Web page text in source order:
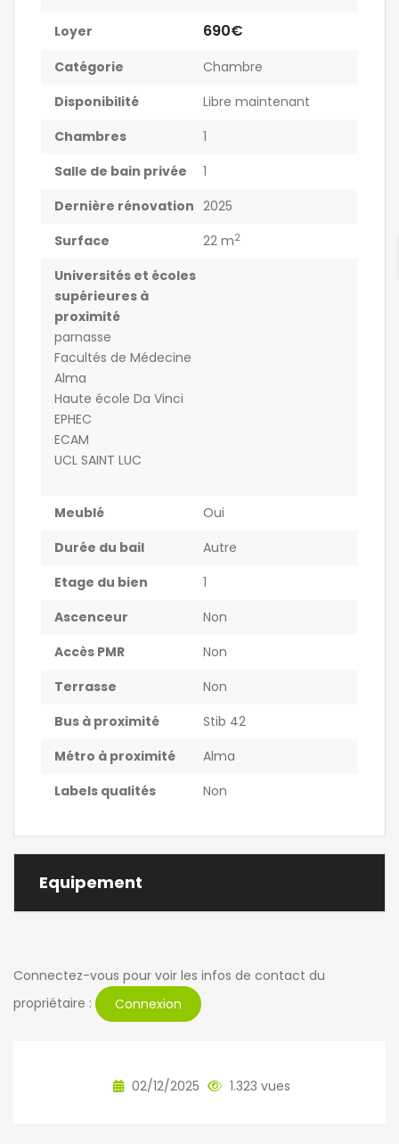
Loyer 690€
Catégorie
Chambre
Disponibilité
Libre maintenant
Chambres
1
Salle de bain privée
1
Dernière rénovation 2025
Surface
22 m2
Universités et écoles
supérieures à
proximité
parnasse
Facultés de Médecine
Alma
Haute école Da Vinci
EPHEC
ECAM
UCL SAINT LUC
Meublé
Oui
Durée du bail
Autre
Etage du bien
1
Ascenceur
Non
Accès PMR
Non
Terrasse
Non
Bus à proximité
Stib 42
Métro à proximité
Alma
Labels qualités
Non
Equipement
Connectez-vous pour voir les infos de contact du
propriétaire :
Connexion
02/12/2025 1.323 vues